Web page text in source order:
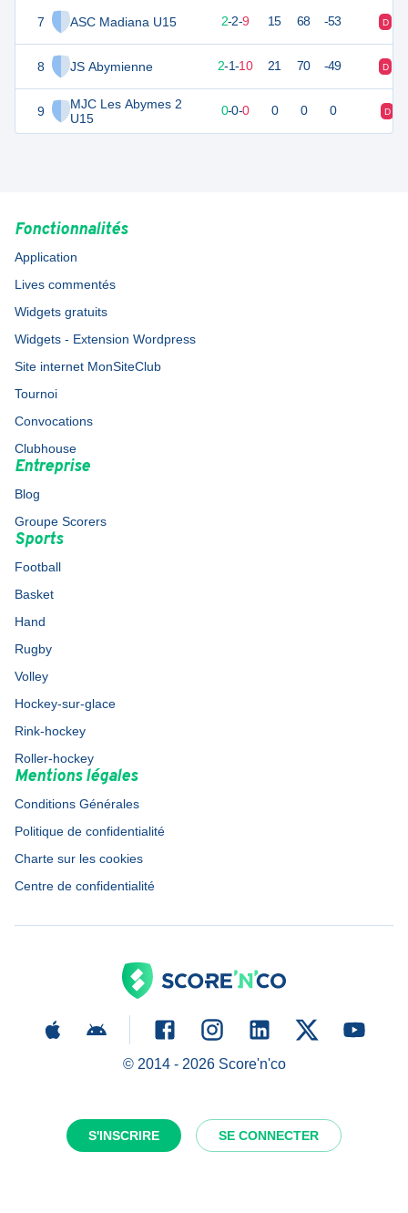
S'INSCRIRE SE CONNECTER
7 ASC Madiana U15
8 JS Abymienne
9
MJC Les Abymes 2
U15
21 2-2-9 15 68 -53 D
2-1-10 21 70 -49 D
0 0-0-0 0 0 0 D
Fonctionnalités
Application
Lives commentés
Widgets gratuits
Widgets - Extension Wordpress
Site internet MonSiteClub
Tournoi
Convocations
Clubhouse
Entreprise
Blog
Groupe Scorers
Sports
Football
Basket
Hand
Rugby
Volley
Hockey-sur-glace
Rink-hockey
Roller-hockey
Mentions légales
Conditions Générales
Politique de confidentialité
Charte sur les cookies
Centre de confidentialité
© 2014 - 2026Score'n'co